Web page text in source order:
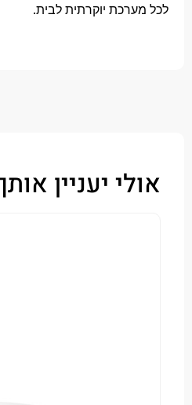
יוקרתית לבית.
יעניין אותך גם?